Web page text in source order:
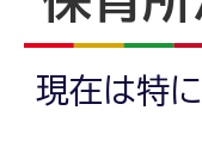
現在は特